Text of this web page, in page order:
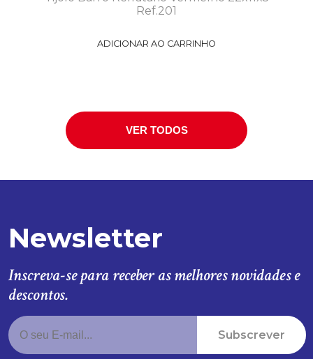
Ref.201
ADICIONAR AO CARRINHO
VER TODOS
Newsletter
Inscreva-se para receber as melhores novidades e
descontos.
Subscrever